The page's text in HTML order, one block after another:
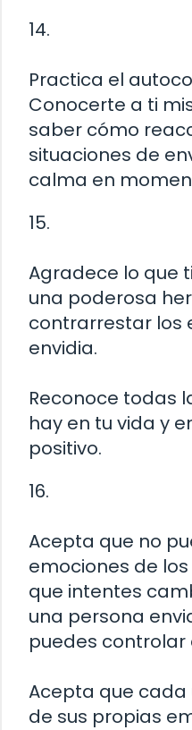
14.
Practica el
Conocerte a ti
saber cómo
situaciones de
calma en
15.
Agradece lo que
una poderosa
contrarrestar los
envidia.
Reconoce todas
hay en tu vida y
positivo.
16.
Acepta que no
emociones de
que intentes
una persona
puedes controlar
Acepta que cada
de sus propias